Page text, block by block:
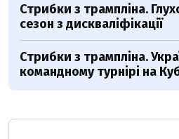
Стрибки з трампліна.
сезон з дискваліфікації
Стрибки з трампліна.
командному турнірі на